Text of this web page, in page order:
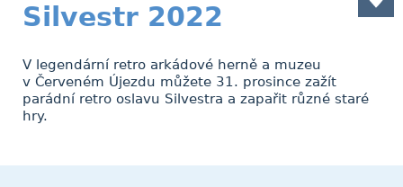
Silvestr 2022
V legendární retro arkádové herně a muzeu
v Červeném Újezdu můžete 31. prosince zažít
parádní retro oslavu Silvestra a zapařit různé staré
hry.